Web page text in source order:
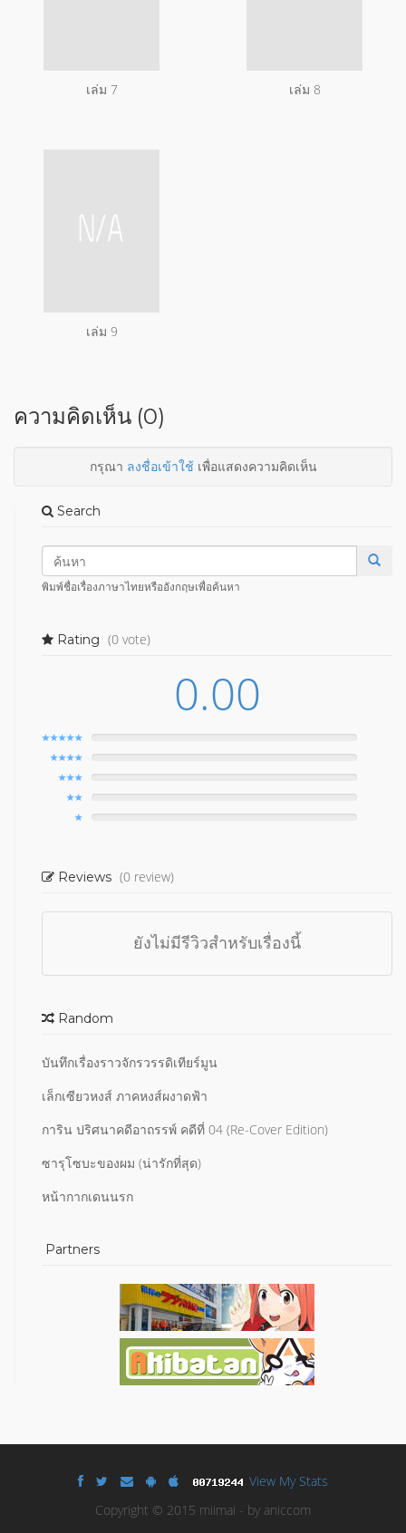
เล่ม 7 เล่ม 8
เล่ม 9
ความคิดเห็น (0)
กรุณา ลงชื่อเข้าใช้เพื่อแสดงความคิดเห็น
Search
พิมพ์ชื่อเรื่องภาษาไทยหรืออังกฤษเพื่อค้นหา
Rating (0 vote)
0.00
Reviews (0 review)
ยังไม่มีรีวิวสำหรับเรื่องนี้
Random
บันทึกเรื่องราวจักรวรรดิเทียร์มูน
เล็กเซียวหงส์ ภาคหงส์ผงาดฟ้า
การิน ปริศนาคดีอาถรรพ์ คดีที่ 04 (Re-Cover Edition)
ซารุโซบะของผม (น่ารักที่สุด)
หน้ากากเดนนรก
Partners
View My Stats
Copyright © 2015 miimai - by aniccom